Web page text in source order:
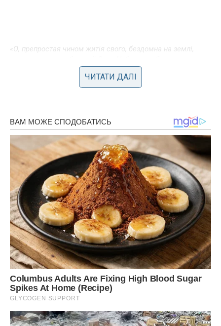
«О, препростая чином житія свого, бездомна на землі,
мандрівниця Ксенія!
прибегающе, з надією просимо: помолися, добра
небошественнице.
Щоб исправилися стопи наша по словеси Господню до
виконання заповідей Його, і та скасується богоборное
безбожництво, полонивше град твій і твою країну,
привергающе нас многогрішних в смертне
братоненавидение, горде самовозбешение і хульній
відчай.
О, блаженнійша Христа заради, присоромивша
премудрість віку цього, випроси у Творця і Подавця
усіляких благ дарувати нам смирення, лагідності і любове
в скарб нашого серця, віри у зміцнення молитви, надії в
зцілення душі і тіла нашого, у шлюбі і благопопечения про
ближніх і щирих своїх.
Всього житія нашого оновлення очищення та покаяння,
ЧИТАТИ ДАЛІ